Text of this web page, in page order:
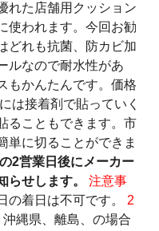
れた店舗用クッション
使われます。今回お勧
どれも抗菌、防カビ加
ルなので耐水性があ
もかんたんです。価格
は接着剤で貼っていく
ることもできます。市
単に切ることができま
2営業日後にメーカー
らせします。
注意事
の着日は不可です。 2
沖縄県、離島、の場合